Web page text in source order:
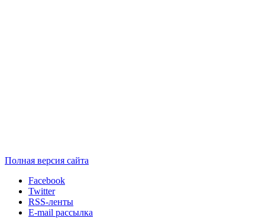
Полная версия сайта
Facebook
Twitter
RSS-ленты
E-mail рассылка